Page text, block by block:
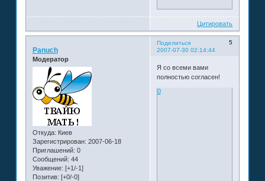
Цитировать
Поделиться
5
2007-07-30 02:14:44
Panuch
Модератор
Откуда: Киев
Зарегистрирован: 2007-06-18
Приглашений: 0
Сообщений: 44
Уважение: [+1/-1]
Позитив: [+0/-0]
Я со всеми вами
полностью согласен!
0